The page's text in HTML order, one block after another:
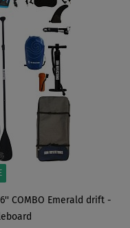
COMBO Emerald drift -